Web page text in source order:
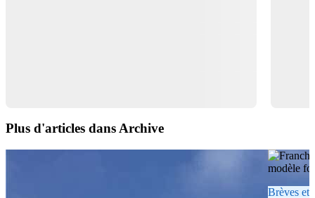
Plus d'articles dans Archive
Brèves et